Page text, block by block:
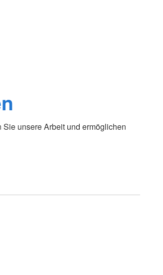
unsere Arbeit und ermöglichen